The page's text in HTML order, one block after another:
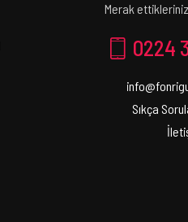
Merak
0224
Sıkça